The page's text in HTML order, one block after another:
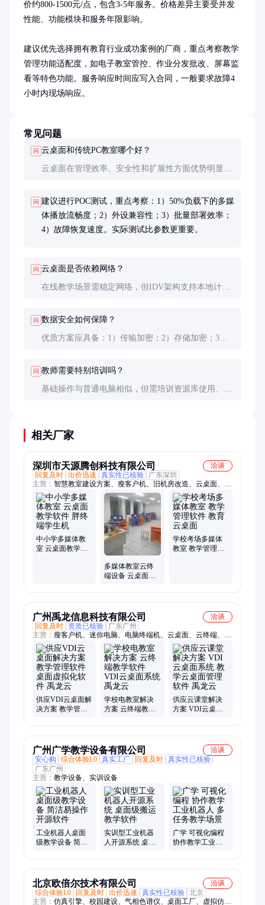
价约800-1500元/点，包含3-5年服务。价格差异主要受并发
性能、功能模块和服务年限影响。
建议优先选择拥有教育行业成功案例的厂商，重点考察教学
管理功能适配度，如电子教室管控、作业分发批改、屏幕监
看等特色功能。服务响应时间应写入合同，一般要求故障4
小时内现场响应。
常见问题
问 云桌面和传统PC教室哪个好？
云桌面在管理效率、安全性和扩展性方面优势明显，
问 建议进行POC测试，重点考察：1）50%负载下的多媒
体播放流畅度；2）外设兼容性；3）批量部署效率；
4）故障恢复速度。实际测试比参数更重要。
问 云桌面是否依赖网络？
在线教学场景需稳定网络，但IDV架构支持本地计
问 数据安全如何保障？
优质方案应具备：1）传输加密；2）存储加密；3）
问 教师需要特别培训吗？
基础操作与普通电脑相似，但需培训资源库使用、课
相关厂家
深圳市天源腾创科技有限公司
洽谈
回复及时 出价迅速 真实性已核验
广东深圳
主营： 智慧教室建设方案、瘦客户机、旧机房改造、云桌面、云
教室、云终端、语音教学软件、云桌面厂家、云桌面管理系统、
机房管理软件、电子教学软件、VDI云桌面、VOI云桌面、桌面
云一体机、超融合云桌面、云桌面办公系统、云桌面一体机、桌
面云软件、教学管理软件、云电脑、桌面云服务器、虚拟桌面、
电子教室、电子阅览室、机房建设
中小学多媒体教
室 云桌面教学软
多媒体教室云终
端设备 云桌面教
学校考场多媒体
教室 教学管理软
广州禹龙信息科技有限公司
洽谈
回复及时
资质已核验
广东广州
主营： 瘦客户机、迷你电脑、电脑终端机、云桌面、云终端、云
教室、桌面云解决、云电脑终端、云课堂终端、云电脑一体机、
桌面云客户端、云计算机教室、云计算机终端、vdi云桌面、私
有云搭建、网络终端机、超融合、服务器虚拟化
供应VDI云桌面解
决方案 教学管理
学校电教室解决
方案 云终端教学
供应云课堂解决
方案 VDI云桌面
广州广学教学设备有限公司
洽谈
安心购
综合体验L0 真实工厂 回复及时 真实性已核验
广东广州
主营： 教学设备、实训设备
工业机器人桌面
级教学设备 简洁
实训型工业机器
人开源系统 桌面
广学 可视化编程
协作教学工业机
北京欧倍尔技术有限公司
洽谈
综合体验L0
回复及时 出价迅速 真实性已核验 北京
主营： 仿真引擎、校园建设、气相色谱仪、桌面工厂、虚拟仿真